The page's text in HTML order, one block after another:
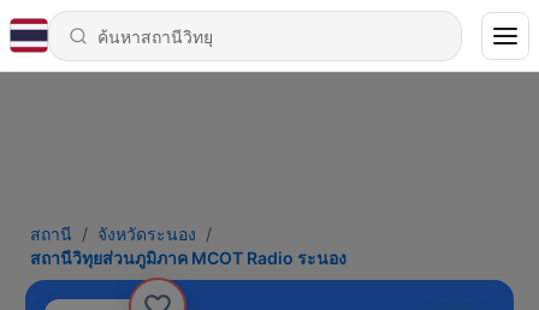
สถานี
จังหวัดระนอง
สถานีวิทุยส่วนภูมิภาค MCOT Radio ระนอง